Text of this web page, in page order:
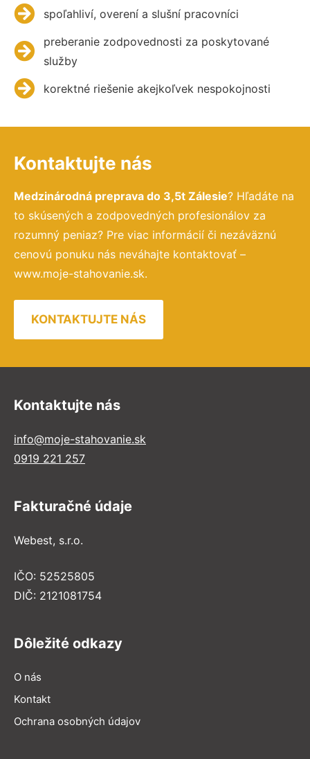
spoľahliví, overení a slušní pracovníci
preberanie zodpovednosti za poskytované
služby
korektné riešenie akejkoľvek nespokojnosti
Kontaktujte nás
Medzinárodná preprava do 3,5t Zálesie? Hľadáte na
to skúsených a zodpovedných profesionálov za
rozumný peniaz? Pre viac informácií či nezáväznú
cenovú ponuku nás neváhajte kontaktovať –
www.moje-stahovanie.sk.
KONTAKTUJTE NÁS
Kontaktujte nás
info@moje-stahovanie.sk
0919 221 257
Fakturačné údaje
Webest, s.r.o.
IČO: 52525805
DIČ: 2121081754
Dôležité odkazy
O nás
Kontakt
Ochrana osobných údajov